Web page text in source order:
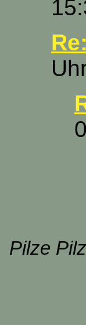
Pilze